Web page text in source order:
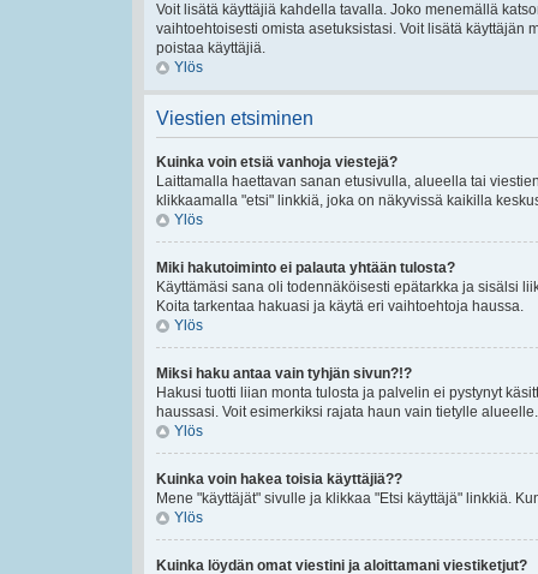
Voit lisätä käyttäjiä kahdella tavalla. Joko menemällä
vaihtoehtoisesti omista asetuksistasi. Voit lisätä
poistaa käyttäjiä.
Ylös
Viestien etsiminen
Kuinka voin etsiä vanhoja viestejä?
Laittamalla haettavan sanan etusivulla, alueella tai
klikkaamalla "etsi" linkkiä, joka on näkyvissä kaikilla
Ylös
Miki hakutoiminto ei palauta yhtään tulosta?
Käyttämäsi sana oli todennäköisesti epätarkka ja sisälsi
Koita tarkentaa hakuasi ja käytä eri vaihtoehtoja haussa.
Ylös
Miksi haku antaa vain tyhjän sivun?!?
Hakusi tuotti liian monta tulosta ja palvelin ei pystynyt
haussasi. Voit esimerkiksi rajata haun vain tietylle alueelle.
Ylös
Kuinka voin hakea toisia käyttäjiä??
Mene "käyttäjät" sivulle ja klikkaa "Etsi käyttäjä" linkkiä.
Ylös
Kuinka löydän omat viestini ja aloittamani viestiketjut?